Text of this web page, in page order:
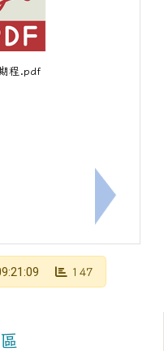
育部「AI 導入數位教學
程.pdf
下一筆：
147